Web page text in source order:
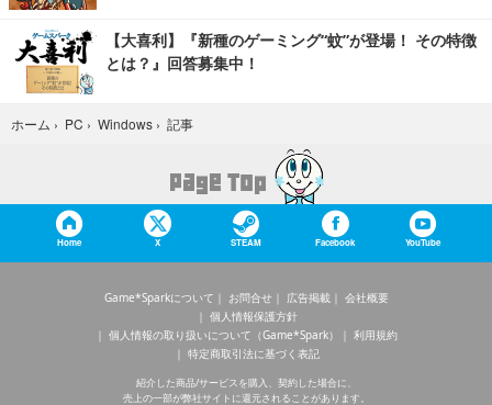
【大喜利】『新種のゲーミング“蚊”が登場！ その特徴
とは？』回答募集中！
ホーム › PC › Windows › 記事
Home X STEAM Facebook YouTube
Game*Sparkについて お問合せ 広告掲載
会社概要
個人情報保護方針
個人情報の取り扱いについて（Game*Spark）
利用規約
特定商取引法に基づく表記
紹介した商品/サービスを購入、契約した場合に、
売上の一部が弊社サイトに還元されることがあります。